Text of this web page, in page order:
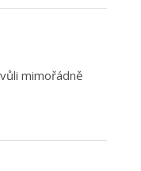
mimořádně